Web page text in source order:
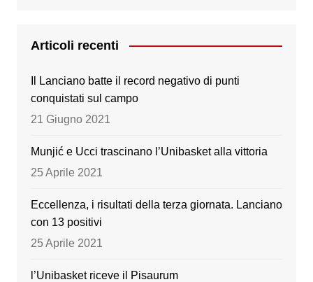
e
b
o
o
er gr
a
m
T
Articoli recenti
Il Lanciano batte il record negativo di punti
conquistati sul campo
21 Giugno 2021
Munjić e Ucci trascinano l’Unibasket alla vittoria
25 Aprile 2021
Eccellenza, i risultati della terza giornata. Lanciano
con 13 positivi
25 Aprile 2021
l’Unibasket riceve il Pisaurum